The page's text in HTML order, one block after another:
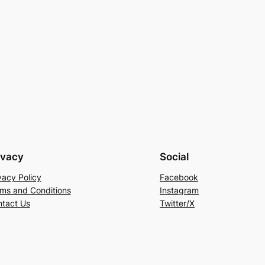
Policy
and Conditions
Us
Social
Facebook
Instagram
Twitter/X